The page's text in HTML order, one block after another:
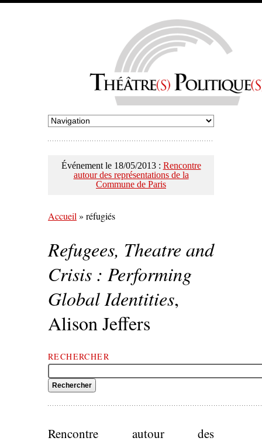
Événement le 18/05/2013 : Rencontre
autour des représentations de la
Commune de Paris
Accueil » réfugiés
Refugees, Theatre and
Crisis : Performing
Global Identities,
Alison Jeffers
RECHERCHER
Rencontre autour des